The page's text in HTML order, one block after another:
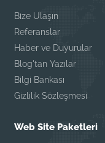
Bize Ulaşın
Referanslar
Haber ve Duyurular
Blog'tan Yazılar
Bilgi Bankası
Gizlilik Sözleşmesi
Web Site Paketleri